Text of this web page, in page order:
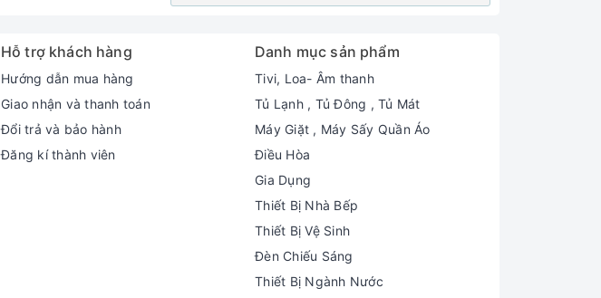
Hỗ trợ khách hàng
Hướng dẫn mua hàng
Giao nhận và thanh toán
Đổi trả và bảo hành
Đăng kí thành viên
Danh mục sản phẩm
Tivi, Loa- Âm thanh
Tủ Lạnh , Tủ Đông , Tủ Mát
Máy Giặt , Máy Sấy Quần Áo
Điều Hòa
Gia Dụng
Thiết Bị Nhà Bếp
Thiết Bị Vệ Sinh
Đèn Chiếu Sáng
Thiết Bị Ngành Nước